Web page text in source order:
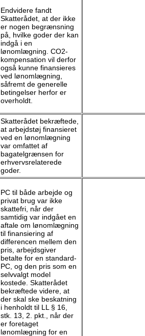
Endvidere fandt
Skatterådet, at der ikke
er nogen begrænsning
på, hvilke goder der kan
indgå i en
lønomlægning. CO2-
kompensation vil derfor
også kunne finansieres
ved lønomlægning,
såfremt de generelle
betingelser herfor er
overholdt.
Skatterådet bekræftede,
at arbejdstøj finansieret
ved en lønomlægning
var omfattet af
bagatelgrænsen for
erhvervsrelaterede
goder.
PC til både arbejde og
privat brug var ikke
skattefri, når der
samtidig var indgået en
aftale om lønomlægning
til finansiering af
differencen mellem den
pris, arbejdsgiver
betalte for en standard-
PC, og den pris som en
selvvalgt model
kostede. Skatterådet
bekræftede videre, at
der skal ske beskatning
i henholdt til LL § 16,
stk. 13, 2. pkt., når der
er foretaget
lønomlægning for en